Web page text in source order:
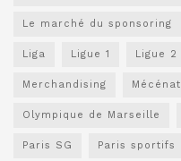
Le marché du sponsoring
Liga Ligue 1 Ligue 2
Merchandising Mécénat
Olympique de Marseille
Paris SG Paris sportifs